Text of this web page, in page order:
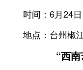
时间：6月24
地点：台州椒
“西